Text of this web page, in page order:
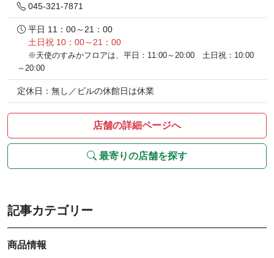
045-321-7871
平日 11：00～21：00
土日祝 10：00～21：00
※天使のすみかフロアは、平日：11:00～20:00 土日祝：10:00
～20:00
定休日：無し／ビルの休館日は休業
店舗の詳細ページへ
最寄りの店舗を探す
記事カテゴリー
商品情報